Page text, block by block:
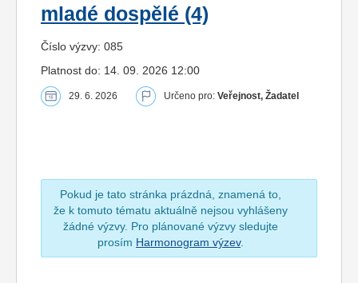
mladé dospělé (4)
Číslo výzvy: 085
Platnost do: 14. 09. 2026 12:00
29. 6. 2026 Určeno pro: Veřejnost, Žadatel
Pokud je tato stránka prázdná, znamená to,
že k tomuto tématu aktuálně nejsou vyhlášeny
žádné výzvy. Pro plánované výzvy sledujte
prosím Harmonogram výzev.